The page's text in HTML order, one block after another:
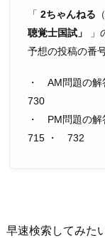
「 2ちゃんねる
聴覚士国試
」
予想の投稿の番
・ AM問題の
730
・ PM問題の
715 ・ 732
早速検索してみた